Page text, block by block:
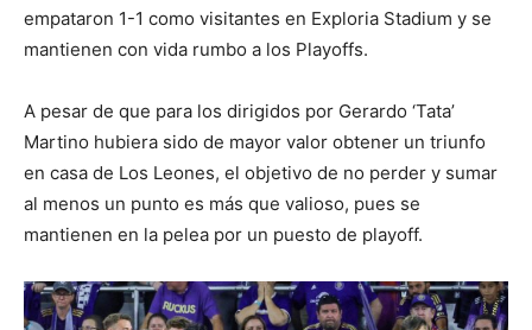
empataron 1-1 como visitantes en Exploria Stadium y se
mantienen con vida rumbo a los Playoffs.
A pesar de que para los dirigidos por Gerardo ‘Tata’
Martino hubiera sido de mayor valor obtener un triunfo
en casa de Los Leones, el objetivo de no perder y sumar
al menos un punto es más que valioso, pues se
mantienen en la pelea por un puesto de playoff.